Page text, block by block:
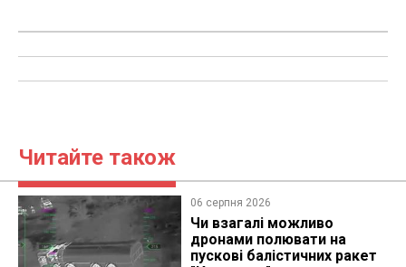
Читайте також
06 серпня 2026
Чи взагалі можливо
дронами полювати на
пускові балістичних ракет